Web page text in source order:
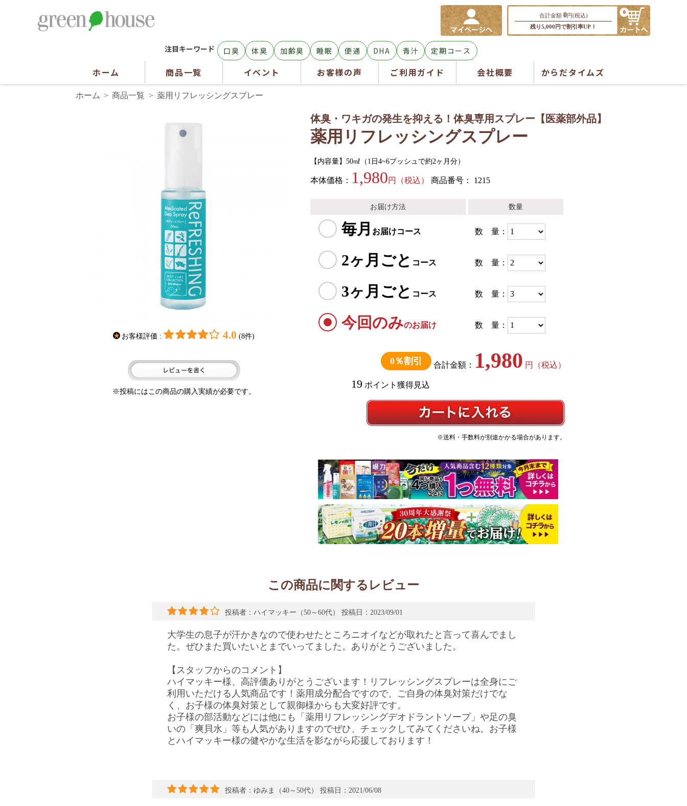
注目キーワード 口臭 体臭 加齢臭 睡眠 便通 DHA 青汁 定期コース
合計金額 0円(税込)
残り5,000円で割引率UP！
0
ホーム 商品一覧 イベント お客様の声 ご利用ガイド 会社概要 からだタイムズ
ホーム 商品一覧 薬用リフレッシングスプレー
お客様評価 : 4.0 (8件)
※投稿にはこの商品の購入実績が必要です。
体臭・ワキガの発生を抑える！体臭専用スプレー【医薬部外品】
薬用リフレッシングスプレー
【内容量】50㎖（1日4~6プッシュで約2ヶ月分）
本体価格： 1,980円（税込） 商品番号： 1215
お届け方法 数量
毎月 お届けコース 数 量：
2ヶ月ごと コース 数 量：
3ヶ月ごと コース 数 量：
今回のみのお届け 数 量：
0％割引 合計金額： 1,980 円（税込）
19 ポイント 獲得見込
※送料・手数料が別途かかる場合があります。
この商品に関するレビュー
投稿者：ハイマッキー（50～60代） 投稿日：2023/09/01
大学生の息子が汗かきなので使わせたところニオイなどが取れたと言って喜んでまし
た。ぜひまた買いたいとまでいってました。ありがとうございました。
【スタッフからのコメント】
ハイマッキー様、高評価ありがとうございます！リフレッシングスプレーは全身にご
利用いただける人気商品です！薬用成分配合ですので、ご自身の体臭対策だけでな
く、お子様の体臭対策として親御様からも大変好評です。
お子様の部活動などには他にも「薬用リフレッシングデオドラントソープ」や足の臭
いの「爽貝水」等も人気がありますのでぜひ、チェックしてみてくださいね。お子様
とハイマッキー様の健やかな生活を影ながら応援しております！
投稿者：ゆみま（40～50代） 投稿日：2021/06/08